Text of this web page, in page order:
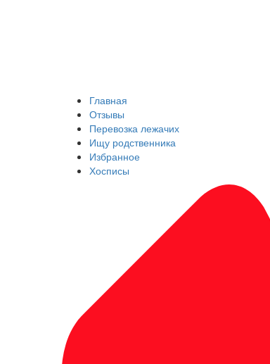
Главная
Отзывы
Перевозка лежачих
Ищу родственника
Избранное
Хосписы